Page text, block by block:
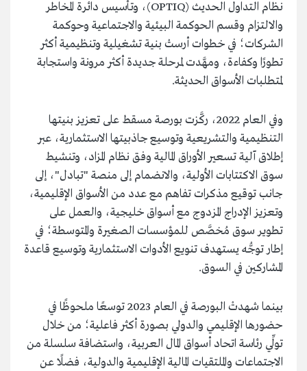
نظام التداول الحديث (OPTIQ)، وتأسيس دائرة المخاطر
والالتزام وقسم الحوكمة البيئية والاجتماعية وحوكمة
الشركات؛ في خطوات أرستْ بنية تشغيلية وتنظيمية أكثر
تطورًا وكفاءة، ومهَّدت لمرحلة جديدة أكثر مرونة واستجابة
لمتطلبات الأسواق الحديثة.
وفي العام 2022، ركَّزت بورصة مسقط على تعزيز بنيتها
التنظيمية والتشريعية وتوسيع جاذبيتها الاستثمارية، عبر
إطلاق آلية تسعير الأوراق المالية وفق نظام المزاد، وتنشيط
سوق الاكتتابات الأولية، والانضمام إلى منصة "تبادل"، إلى
جانب توقيع مذكرات تفاهم مع عدد من الأسواق الإقليمية،
وتعزيز الإدراج المزدوج مع أسواق خليجية، والعمل على
تطوير سوق مُخصَّص للمؤسسات الصغيرة والمتوسطة؛ في
إطار توجُّه يستهدف تنويع الأدوات الاستثمارية وتوسيع قاعدة
المشاركين في السوق.
بينما شهدتْ البورصة في العام 2023 توسعًا ملحوظًا في
حضورها الإقليمي والدولي بصورة أكثر فاعلية؛ من خلال
تولِّي رئاسة اتحاد أسواق المال العربية، واستضافة سلسلة من
الاجتماعات والملتقيات المالية الإقليمية والدولية، فضلًا عن